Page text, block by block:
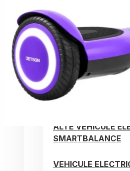
Huse si Ghiozdane
Incarcatoare
Baterii
TROTINETE
BICICLETE
ALTE VEHICULE
SMARTBALANCE
VEHICULE